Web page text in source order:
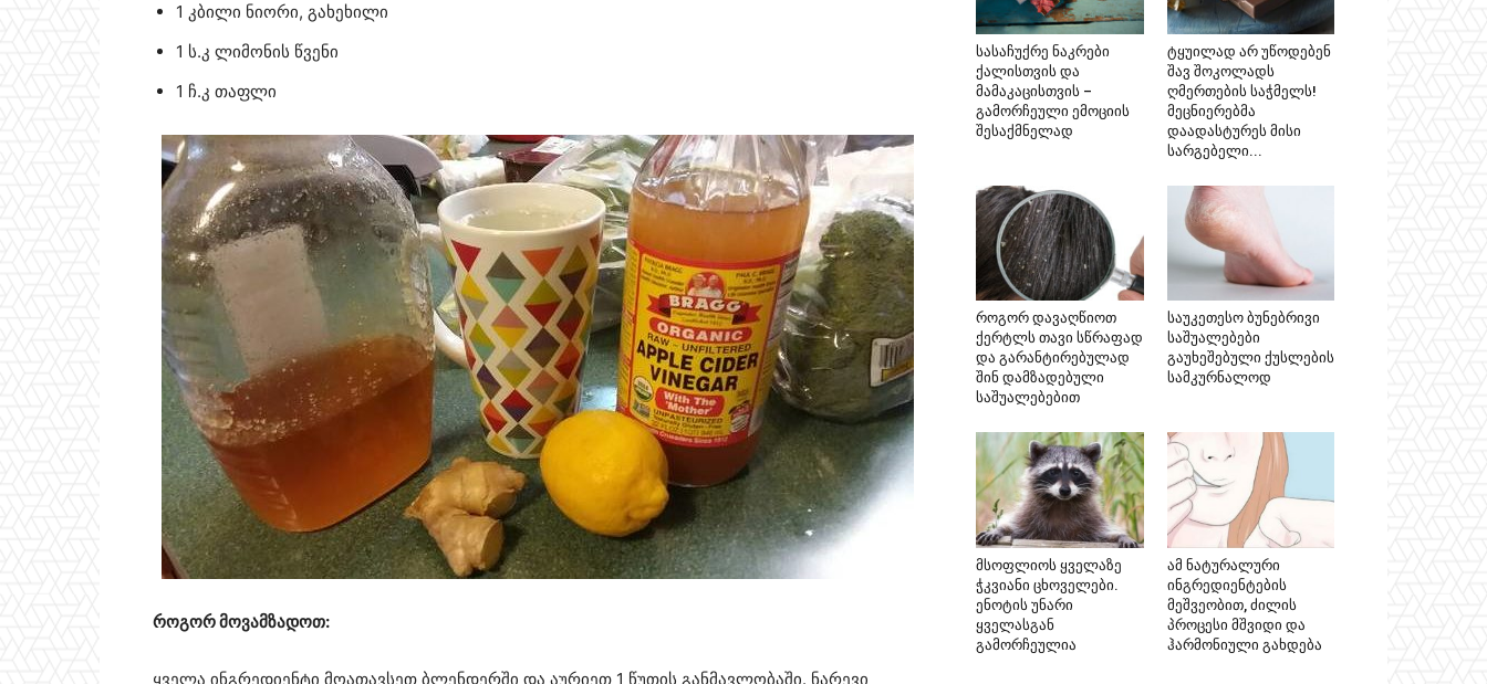
1 კბილი ნიორი, გახეხილი
1 ს.კ ლიმონის წვენი
1 ჩ.კ თაფლი
როგორ მოვამზადოთ:
ყველა ინგრედიენტი მოათავსეთ ბლენდერში და აურიეთ 1 წუთის განმავლობაში. ნარევი
სასაჩუქრე ნაკრები
ქალისთვის და
მამაკაცისთვის –
გამორჩეული ემოციის
შესაქმნელად
ტყუილად არ უწოდებენ
შავ შოკოლადს
ღმერთების საჭმელს!
მეცნიერებმა
დაადასტურეს მისი
სარგებელი...
როგორ დავაღწიოთ
ქერტლს თავი სწრაფად
და გარანტირებულად
შინ დამზადებული
საშუალებებით
საუკეთესო ბუნებრივი
საშუალებები
გაუხეშებული ქუსლების
სამკურნალოდ
მსოფლიოს ყველაზე
ჭკვიანი ცხოველები.
ენოტის უნარი
ყველასგან
გამორჩეულია
ამ ნატურალური
ინგრედიენტების
მეშვეობით, ძილის
პროცესი მშვიდი და
ჰარმონიული გახდება